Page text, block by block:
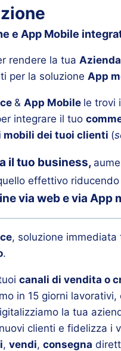
e App Mobile
rendere la tua
per la soluzione App
& App Mobile le trovi
integrare il tuo
dei tuoi clienti (
il tuo business,
effettivo
via web e via App
, soluzione
.
canali di vendita o
in 15 giorni
la tua
clienti e fidelizza i
, vendi, consegna